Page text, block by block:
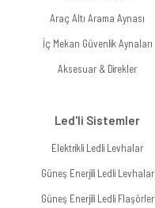
Araç Altı Arama Aynası
İç Mekan Güvenlik Aynaları
Aksesuar & Direkler
Led'li Sistemler
Elektrikli Ledli Levhalar
Güneş Enerjili Ledli Levhalar
Güneş Enerjili Ledli Flaşörler